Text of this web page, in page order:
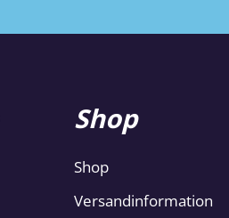
Shop
Shop
Versandinformation